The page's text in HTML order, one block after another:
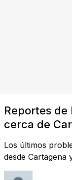
Reportes de
cerca de
Los últimos
desde Cartagena